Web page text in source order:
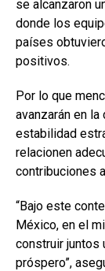
se alcanzaron
donde los
países
positivos.
Por lo que
avanzarán en
estabilidad
relacionen
contribuciones
“Bajo este
México, en el
construir juntos
próspero”,